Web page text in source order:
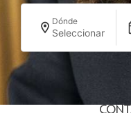
Dónde
Seleccionar